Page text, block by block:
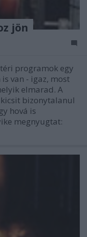
jön
programok egy
van - igaz, most
elmarad. A
bizonytalanul
hová is
megnyugtat: